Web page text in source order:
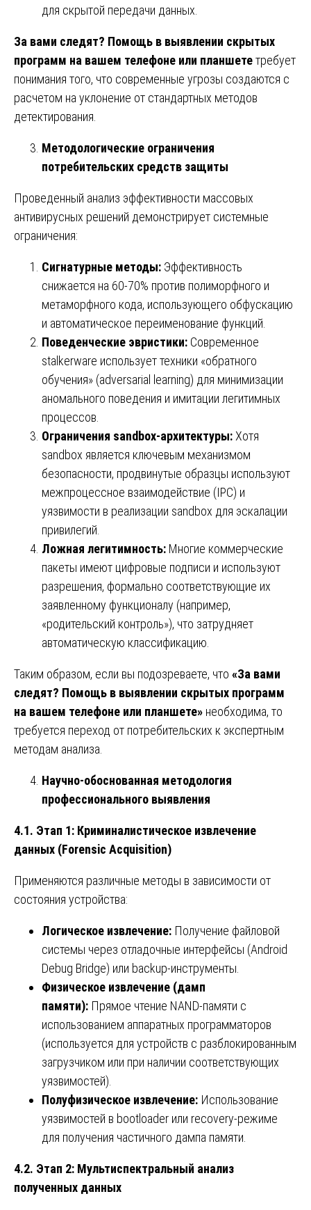
для скрытой передачи данных.
За вами следят? Помощь в выявлении скрытых
программ на вашем телефоне или планшететребует
понимания того, что современные угрозы создаются с
расчетом на уклонение от стандартных методов
детектирования.
Методологические ограничения
потребительских средств защиты
Проведенный анализ эффективности массовых
антивирусных решений демонстрирует системные
ограничения:
Сигнатурные методы: Эффективность
снижается на 60-70% против полиморфного и
метаморфного кода, использующего обфускацию
и автоматическое переименование функций.
Поведенческие эвристики: Современное
stalkerware использует техники «обратного
обучения» (adversarial learning) для минимизации
аномального поведения и имитации легитимных
процессов.
Ограничения sandbox-архитектуры: Хотя
sandbox является ключевым механизмом
безопасности, продвинутые образцы используют
межпроцессное взаимодействие (IPC) и
уязвимости в реализации sandbox для эскалации
привилегий.
Ложная легитимность: Многие коммерческие
пакеты имеют цифровые подписи и используют
разрешения, формально соответствующие их
заявленному функционалу (например,
«родительский контроль»), что затрудняет
автоматическую классификацию.
Таким образом, если вы подозреваете, что «За вами
следят? Помощь в выявлении скрытых программ
на вашем телефоне или планшете» необходима, то
требуется переход от потребительских к экспертным
методам анализа.
Научно-обоснованная методология
профессионального выявления
4.1. Этап 1: Криминалистическое извлечение
данных (Forensic Acquisition)
Применяются различные методы в зависимости от
состояния устройства:
Логическое извлечение: Получение файловой
системы через отладочные интерфейсы (Android
Debug Bridge) или backup-инструменты.
Физическое извлечение (дамп
памяти): Прямое чтение NAND-памяти с
использованием аппаратных программаторов
(используется для устройств с разблокированным
загрузчиком или при наличии соответствующих
уязвимостей).
Полуфизическое извлечение: Использование
уязвимостей в bootloader или recovery-режиме
для получения частичного дампа памяти.
4.2. Этап 2: Мультиспектральный анализ
полученных данных